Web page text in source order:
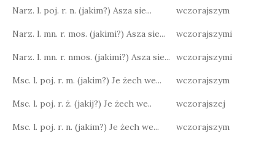
Narz. l. poj. r. n. (jakim?) Asza sie... wczorajszym
Narz. l. mn. r. mos. (jakimi?) Asza sie... wczorajszymi
Narz. l. mn. r. nmos. (jakimi?) Asza sie... wczorajszymi
Msc. l. poj. r. m. (jakim?) Je żech we... wczorajszym
Msc. l. poj. r. ż. (jakij?) Je żech we.. wczorajszej
Msc. l. poj. r. n. (jakim?) Je żech we... wczorajszym